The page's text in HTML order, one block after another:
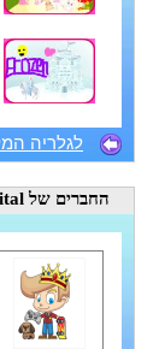
לגלריה
החברים של avital